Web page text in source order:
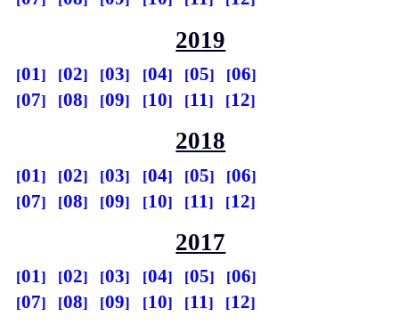
2019
01 02 03 04 05
06
07
08 09 10 11 12
2018
01 02 03 04 05
06
07
08 09 10 11 12
2017
01 02 03 04 05
06
07
08 09 10 11 12